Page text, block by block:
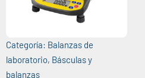
Categoría: Balanzas de
laboratorio, Básculas y
balanzas